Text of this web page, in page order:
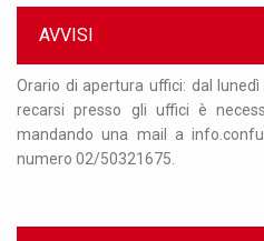
AVVISI
dalle 10 alle 15. Per
appuntamento
o telefonando al
Si informa
agosto per le
operativi
dal 1°